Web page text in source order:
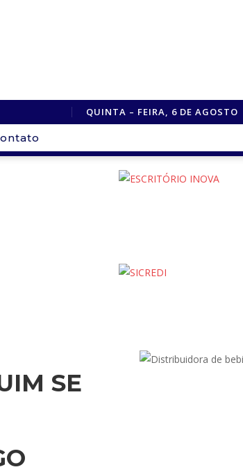
QUINTA – FEIRA, 6 DE AGOSTO
SE